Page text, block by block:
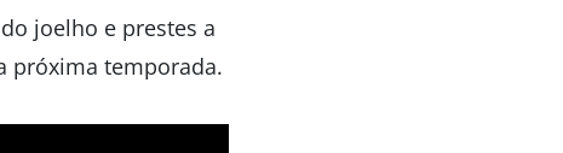
joelho e prestes a
próxima temporada.